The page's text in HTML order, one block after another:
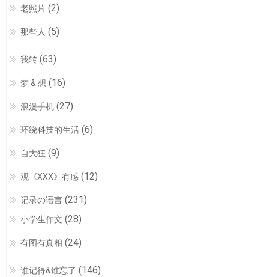
老照片 (2)
那些人 (5)
我转 (63)
梦 & 想 (16)
浪漫手机 (27)
环绕科技的生活 (6)
自大狂 (9)
观《XXX》有感 (12)
记录の语言 (231)
小学生作文 (28)
有图有真相 (24)
谁记得&谁忘了 (146)